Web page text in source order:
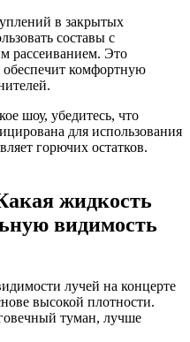
в закрытых
составы с
рассеиванием. Это
обеспечит комфортную
шоу, убедитесь, что
для использования
горючих остатков.
жидкость
видимость
лучей на концерте
высокой плотности.
туман, лучше